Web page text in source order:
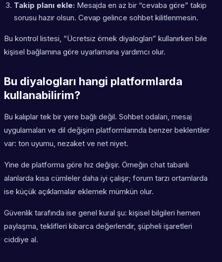
Takip planı ekle: Mesajda en az bir “cevaba göre” takip
sorusu hazır olsun. Cevap gelince sohbet kilitlenmesin.
Bu kontrol listesi, “Ücretsiz örnek diyalogları” kullanırken bile
kişisel bağlamına göre uyarlamana yardımcı olur.
Bu diyalogları hangi platformlarda
kullanabilirim?
Bu kalıplar tek bir yere bağlı değil. Sohbet odaları, mesaj
uygulamaları ve dil değişim platformlarında benzer beklentiler
var: ton uyumu, nezaket ve net niyet.
Yine de platforma göre hız değişir. Örneğin chat tabanlı
alanlarda kısa cümleler daha iyi çalışır; forum tarzı ortamlarda
ise küçük açıklamalar eklemek mümkün olur.
Güvenlik tarafında ise genel kural şu: kişisel bilgileri hemen
paylaşma, teklifleri kibarca değerlendir, şüpheli işaretleri
ciddiye al.